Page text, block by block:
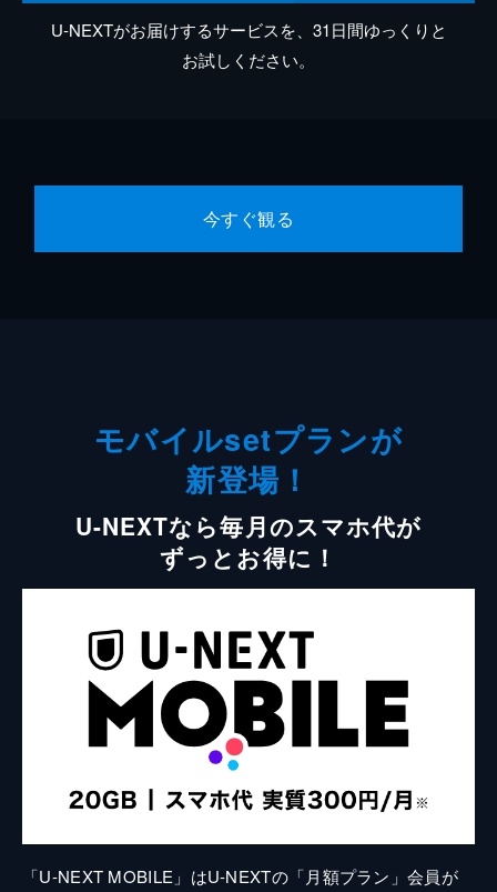
U-NEXTがお届けするサービスを、31日間ゆっくりと
お試しください。
今すぐ観る
モバイルsetプランが
新登場！
U-NEXTなら毎月のスマホ代が
ずっとお得に！
「U-NEXT MOBILE」はU-NEXTの「月額プラン」会員が